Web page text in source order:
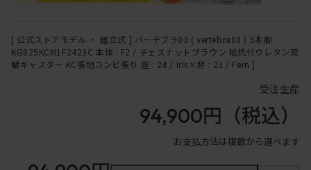
[ 公式ストアモデル ・ 組立式 ] バーテブラ03 ( vertebra03 ) 5本脚
KG825KCM1F2423C 本体 : F2 / チェスナットブラウン 抵抗付ウレタン双
輪キャスター KC張地コンビ張り 座 : 24 / Iris×背 : 23 / Fern ]
受注生産
94,900円 （税込）
お支払方法は複数から選べます